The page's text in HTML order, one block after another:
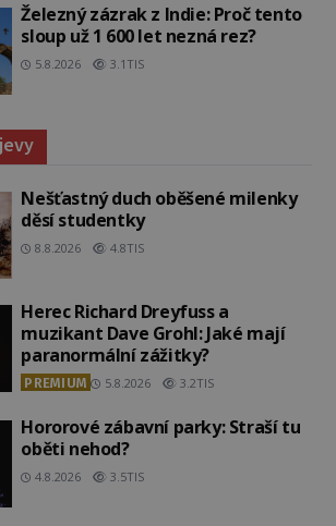
Železný zázrak z Indie: Proč tento
sloup už 1 600 let nezná rez?
5.8.2026 3.1TIS
Nešťastný duch oběšené milenky
děsí studentky
8.8.2026 4.8TIS
Herec Richard Dreyfuss a
muzikant Dave Grohl: Jaké mají
paranormální zážitky?
PREMIUM 5.8.2026 3.2TIS
Hororové zábavní parky: Straší tu
oběti nehod?
4.8.2026 3.5TIS